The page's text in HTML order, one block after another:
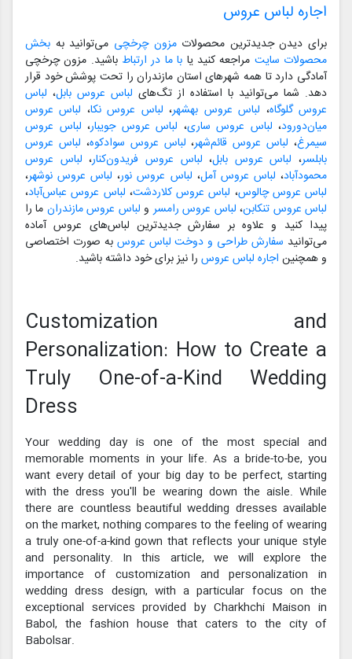
اجاره لباس عروس
برای دیدن جدیدترین محصولاتمزون چرخچی می‌توانید به بخش
محصولات سایت مراجعه کنید یا با ما در ارتباط باشید. مزون چرخچی
آمادگی دارد تا همه شهرهای استان مازندران را تحت پوشش خود قرار
دهد. شما می‌توانید با استفاده از تگ‌های لباس عروس بابل، لباس
عروس گلوگاه، لباس عروس بهشهر، لباس عروس نکا، لباس عروس
میان‌دورود، لباس عروس ساری، لباس عروس جویبار، لباس عروس
سیمرغ، لباس عروس قائم‌شهر، لباس عروس سوادکوه، لباس عروس
بابلسر، لباس عروس بابل، لباس عروس فریدون‌کنار، لباس عروس
محمودآباد، لباس عروس آمل، لباس عروس نور، لباس عروس نوشهر،
لباس عروس چالوس، لباس عروس کلاردشت، لباس عروس عباس‌آباد،
لباس عروس تنکابن، لباس عروس رامسر و لباس عروس مازندران ما را
پیدا کنید و علاوه بر سفارش جدیدترین لباس‌های عروس آماده
می‌توانید سفارش طراحی و دوخت لباس عروس به صورت اختصاصی
و همچنین اجاره لباس عروس را نیز برای خود داشته باشید.
Customization and
Personalization: How to Create a
Truly One-of-a-Kind Wedding
Dress
Your wedding day is one of the most special and
memorable moments in your life. As a bride-to-be, you
want every detail of your big day to be perfect, starting
with the dress you'll be wearing down the aisle. While
there are countless beautiful wedding dresses available
on the market, nothing compares to the feeling of wearing
a truly one-of-a-kind gown that reflects your unique style
and personality. In this article, we will explore the
importance of customization and personalization in
wedding dress design, with a particular focus on the
exceptional services provided by Charkhchi Maison in
Babol, the fashion house that caters to the city of
Babolsar.